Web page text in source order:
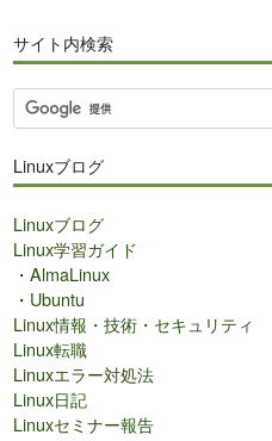
サイト内検索
サ
イ
内
索
Linuxブログ
Linuxブログ
Linux学習ガイド
・AlmaLinux
・ Ubuntu
Linux情報・技術・セキュリティ
Linux転職
Linuxエラー対処法
Linux日記
Linuxセミナー報告